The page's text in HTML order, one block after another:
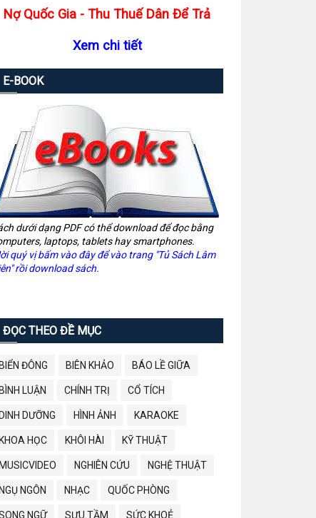
Nợ Quốc Gia - Thu Thuế Dân Để Trả
Xem chi tiết
E-BOOK
dưới dạng PDF có thể download để đọc bằng
laptops, tablets hay smartphones.
quý vị bấm vào đây để vào trang "Tủ Sách Lâm
rồi download sách.
ĐỌC THEO ĐỀ MỤC
BIỂN ĐÔNG BIÊN KHẢO BÁO LỀ GIỮA
BÌNH LUẬN CHÍNH TRỊ CỔ TÍCH
DINH DƯỠNG HÌNH ẢNH KARAOKE
KHOA HỌC KHÔI HÀI KỸ THUẬT
MUSICVIDEO NGHIÊN CỨU NGHỆ THUẬT
NGỤ NGÔN NHẠC QUỐC PHÒNG
NGỮ SƯU TẦM SỨC KHOẺ